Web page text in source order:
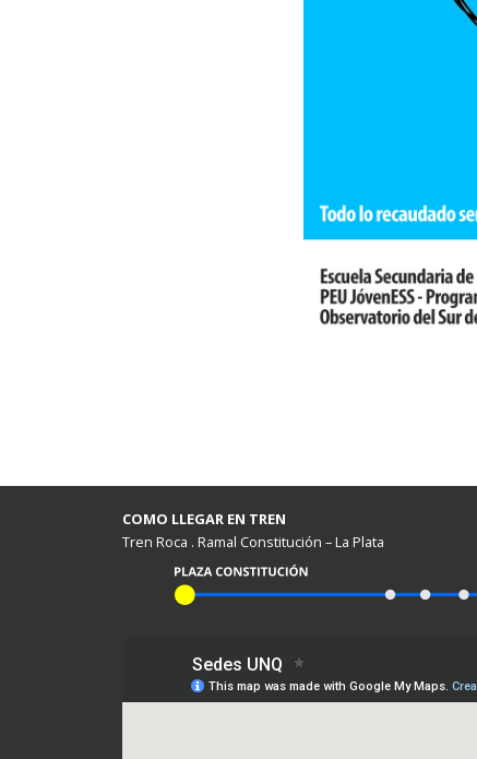
COMO LLEGAR EN TREN
Tren Roca . Ramal Constitución – La Plata